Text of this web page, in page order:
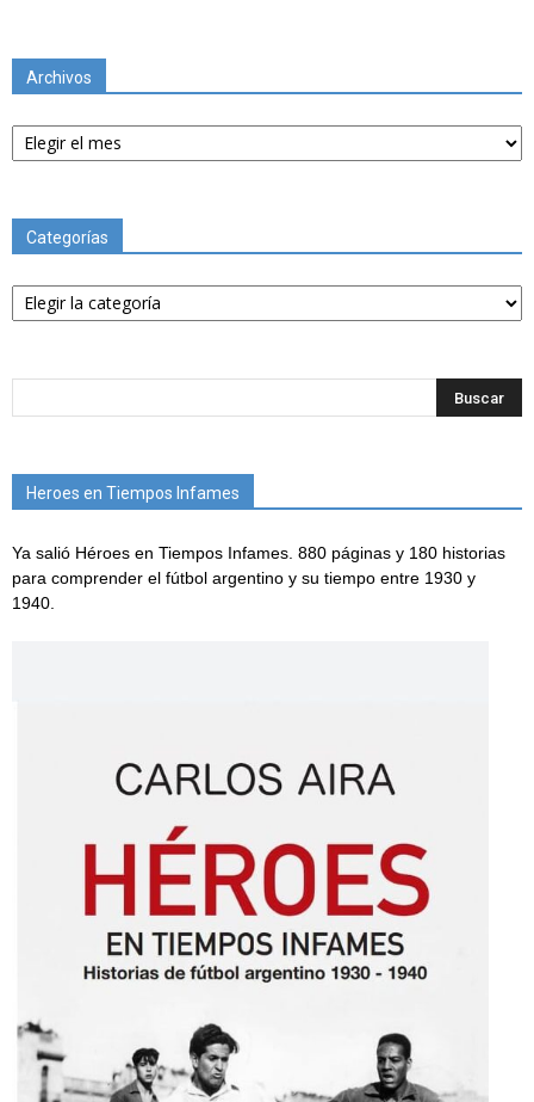
Archivos
Archivos
Categorías
Categorías
Heroes en Tiempos Infames
Ya salió Héroes en Tiempos Infames. 880 páginas y 180 historias
para comprender el fútbol argentino y su tiempo entre 1930 y
1940.